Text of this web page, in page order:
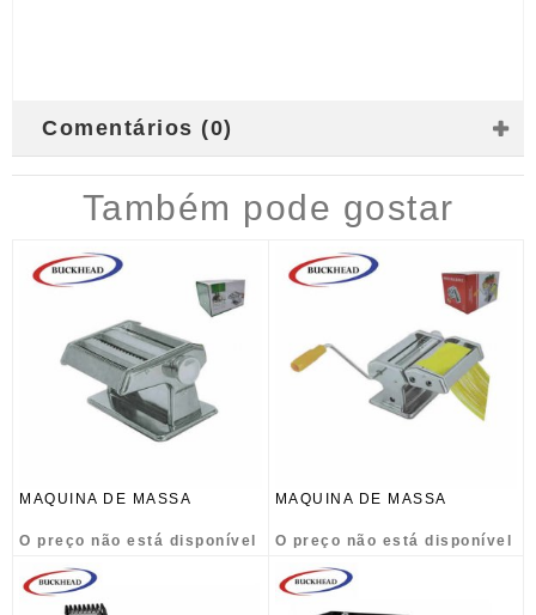
Comentários (0)
Também pode gostar
MAQUINA DE MASSA
O preço não está disponível
MAQUINA DE MASSA
O preço não está disponível